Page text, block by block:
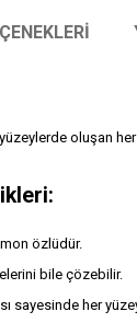
oluşan
özlüdür.
bile çözebilir.
sayesinde her